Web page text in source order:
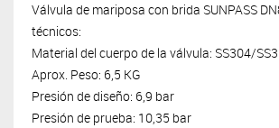
Válvula de mariposa con brida SUNPASS
técnicos:
Material del cuerpo de la válvula: SS304/
Aprox. Peso: 6,5 KG
Presión de diseño: 6,9 bar
Presión de prueba: 10,35 bar